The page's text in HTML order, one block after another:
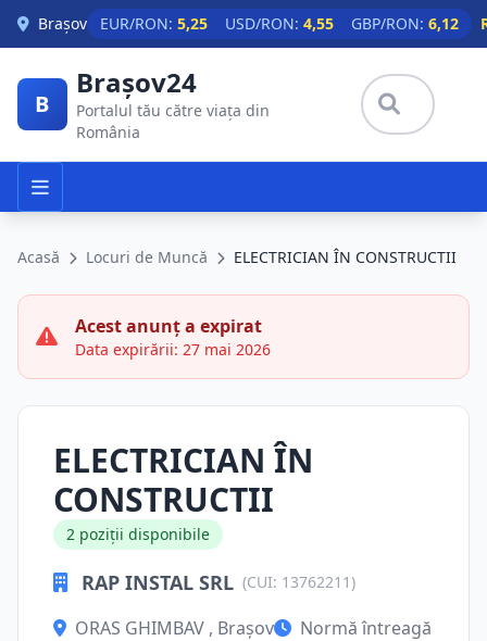
Skip to main content
Brașov EUR/RON: 5,25 USD/RON: 4,55 GBP/RON: 6,12
B
Brașov24
Portalul tău către viața din
România
Acasă Locuri de Muncă ELECTRICIAN ÎN CONSTRUCTII
Acest anunț a expirat
Data expirării: 27 mai 2026
ELECTRICIAN ÎN
CONSTRUCTII
2 poziții disponibile
RAP INSTAL SRL (CUI: 13762211)
ORAS GHIMBAV , Brașov
Normă întreagă